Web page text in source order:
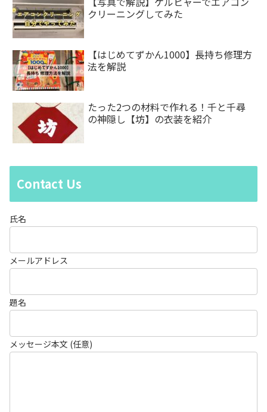
クリーニングしてみた
【はじめてずかん1000】長持ち修理方
法を解説
たった2つの材料で作れる！千と千尋
の神隠し【坊】の衣装を紹介
Contact Us
氏名
メールアドレス
題名
メッセージ本文 (任意)